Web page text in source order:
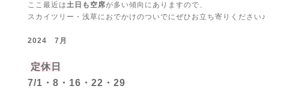
ここ最近は土日も空席が多い傾向にありますので、
スカイツリー・浅草におでかけのついでにぜひお立ち寄りください♪
2024 7月
定休日
7/1・8・16・22・29